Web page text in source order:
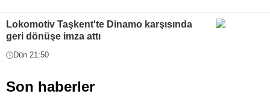
Lokomotiv Taşkent'te Dinamo karşısında
geri dönüşe imza attı
Dün 21:50
Son haberler